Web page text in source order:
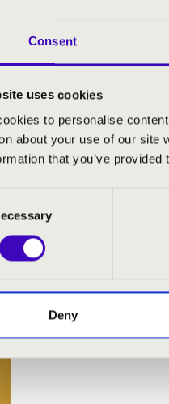
Consent
uses cookies
to personalise
about your use of our site
that you’ve
Deny